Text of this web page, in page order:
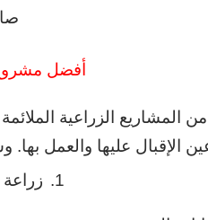
أفضل
المشاريع الزراعية
الإقبال عليها والعمل
1.
زراعة